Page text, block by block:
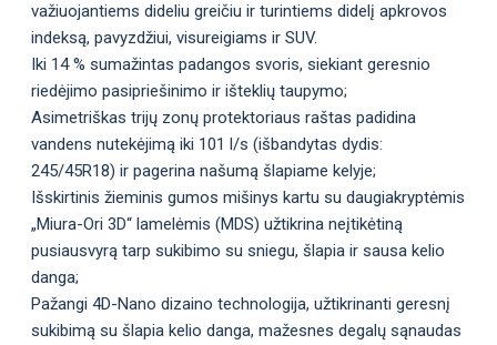
važiuojantiems dideliu greičiu ir turintiems didelį apkrovos
indeksą, pavyzdžiui, visureigiams ir SUV.
Iki 14 % sumažintas padangos svoris, siekiant geresnio
riedėjimo pasipriešinimo ir išteklių taupymo;
Asimetriškas trijų zonų protektoriaus raštas padidina
vandens nutekėjimą iki 101 l/s (išbandytas dydis:
245/45R18) ir pagerina našumą šlapiame kelyje;
Išskirtinis žieminis gumos mišinys kartu su daugiakryptėmis
„Miura-Ori 3D“ lamelėmis (MDS) užtikrina neįtikėtiną
pusiausvyrą tarp sukibimo su sniegu, šlapia ir sausa kelio
danga;
Pažangi 4D-Nano dizaino technologija, užtikrinanti geresnį
sukibimą su šlapia kelio danga, mažesnes degalų sąnaudas